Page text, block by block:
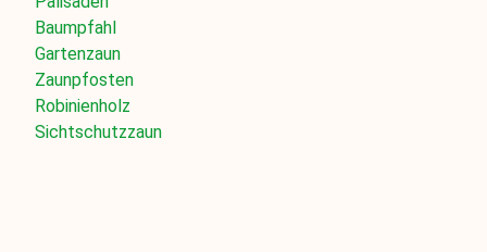
Baumpfahl
Gartenzaun
Zaunpfosten
Robinienholz
Sichtschutzzaun